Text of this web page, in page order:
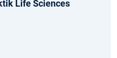
Life Sciences